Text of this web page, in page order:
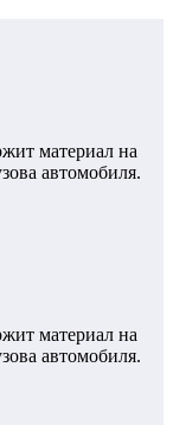
материал на
автомобиля.
материал на
автомобиля.